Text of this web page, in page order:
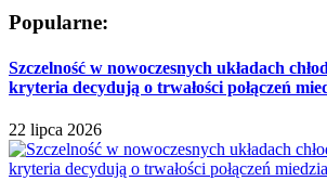
Popularne:
Szczelność w nowoczesnych układach
kryteria decydują o trwałości połączeń
22 lipca 2026